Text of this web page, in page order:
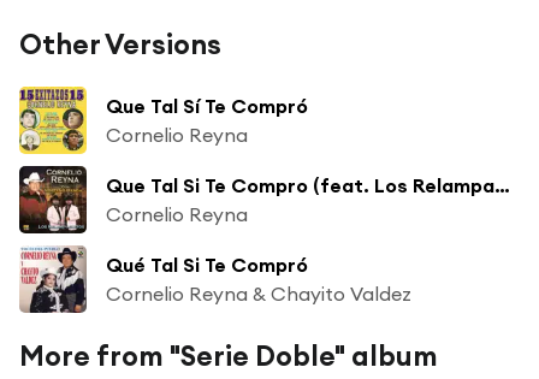
Other Versions
Que Tal Sí Te Compró
Cornelio Reyna
Que Tal Si Te Compro (feat. Los Relampaguitos)
Cornelio Reyna
Qué Tal Si Te Compró
Cornelio Reyna & Chayito Valdez
More from "Serie Doble" album